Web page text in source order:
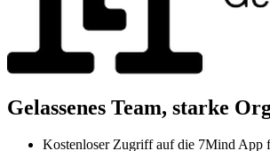
Gelassenes Team, starke
Kostenloser Zugriff auf die 7Mind App